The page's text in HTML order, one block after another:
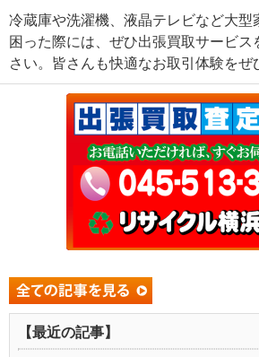
冷蔵庫や洗濯機、液晶テレビなど大型
困った際には、ぜひ出張買取サービス
さい。皆さんも快適なお取引体験をぜ
【最近の記事】